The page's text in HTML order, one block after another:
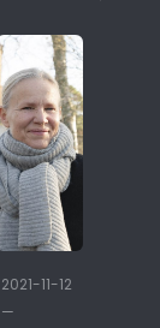
2021-11-12
—